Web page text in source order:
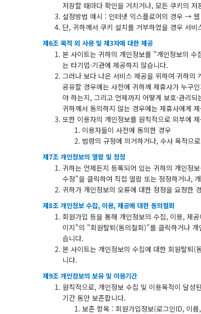
저장할 때마다 확인을 거치거나, 모든 쿠키의 저
설정방법 예시 : 인터넷 익스플로어의 경우 →
단, 귀하께서 쿠키 설치를 거부하였을 경우 서
제6조 목적 외 사용 및 제3자에 대한 제공
본 사이트는 귀하의 개인정보를 "개인정보의
는 타기업·기관에 제공하지 않습니다.
그러나 보다 나은 서비스 제공을 위하여 귀하의
공유할 경우에는 사전에 귀하께 제휴사가 누구
야 하는지, 그리고 언제까지 어떻게 보호·관리
귀하께서 동의하지 않는 경우에는 제휴사에게
또한 이용자의 개인정보를 원칙적으로 외부에
이용자들이 사전에 동의한 경우
법령의 규정에 의거하거나, 수사 목적으
제7조 개인정보의 열람 및 정정
귀하는 언제든지 등록되어 있는 귀하의 개인정
수정"을 클릭하여 직접 열람 또는 정정하거나,
귀하가 개인정보의 오류에 대한 정정을 요청한
제8조 개인정보 수집, 이용, 제공에 대한 동의철회
회원가입 등을 통해 개인정보의 수집, 이용, 제
이지"의 "회원탈퇴(동의철회)"를 클릭하거나
습니다.
본 사이트는 개인정보의 수집에 대한 회원탈퇴(
니다.
제9조 개인정보의 보유 및 이용기간
원칙적으로, 개인정보 수집 및 이용목적이 달성
기간 동안 보존합니다.
보존 항목 : 회원가입정보(로그인ID, 이름